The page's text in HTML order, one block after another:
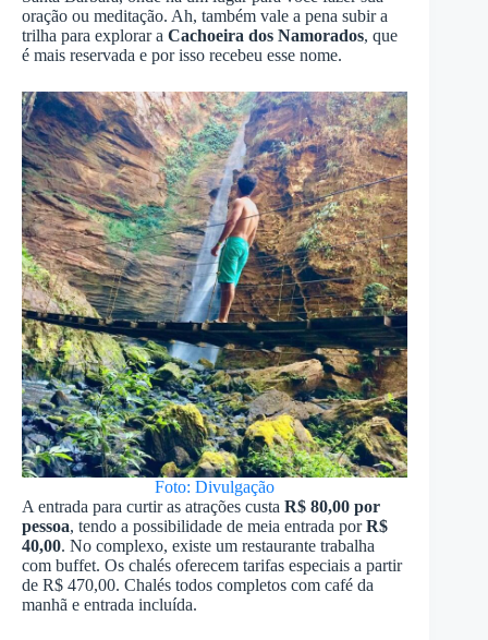
oração ou meditação. Ah, também vale a pena subir a
trilha para explorar a Cachoeira dos Namorados, que
é mais reservada e por isso recebeu esse nome.
Foto: Divulgação
A entrada para curtir as atrações custa R$ 80,00 por
pessoa, tendo a possibilidade de meia entrada porR$
40,00. No complexo, existe um restaurante trabalha
com buffet. Os chalés oferecem tarifas especiais a partir
de R$ 470,00. Chalés todos completos com café da
manhã e entrada incluída.